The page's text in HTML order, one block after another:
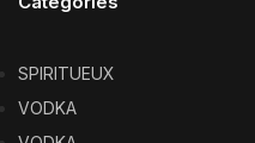
SPIRITUEUX
VODKA